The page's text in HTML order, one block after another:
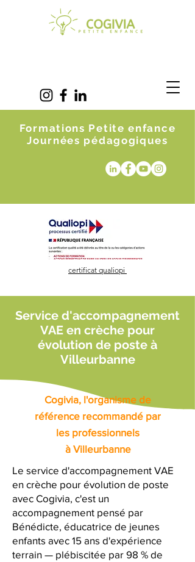
Formations Petite enfance
Journées pédagogiques
certificat qualiopi
Service d'accompagnement
VAE en crèche pour
évolution de poste à
Villeurbanne
Cogivia, l'organisme de
référence recommandé par
les professionnels
à Villeurbanne
Le service d'accompagnement VAE
en crèche pour évolution de poste
avec Cogivia, c'est un
accompagnement pensé par
Bénédicte, éducatrice de jeunes
enfants avec 15 ans d'expérience
terrain — plébiscitée par 98 % de